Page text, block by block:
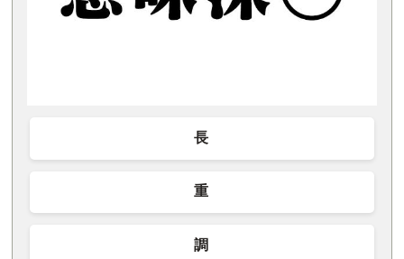
長
重
調